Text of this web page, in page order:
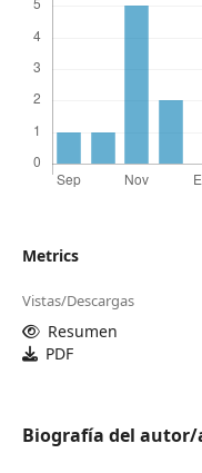
Metrics
Vistas/Descargas
Resumen
PDF
Biografía del autor/